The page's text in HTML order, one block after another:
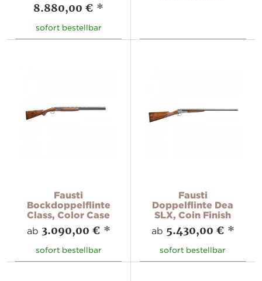
8.880,00 € *
sofort bestellbar
Fausti
Bockdoppelflinte
Class, Color Case
ab 3.090,00 € *
sofort bestellbar
Fausti
Doppelflinte Dea
SLX, Coin Finish
ab 5.430,00 € *
sofort bestellbar